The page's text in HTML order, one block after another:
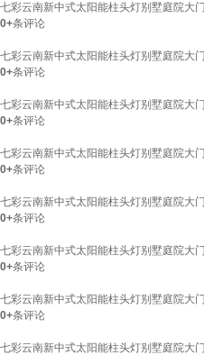
七彩云南新中式太阳能柱头灯别墅庭院大
0+条评论
七彩云南新中式太阳能柱头灯别墅庭院大
0+条评论
七彩云南新中式太阳能柱头灯别墅庭院大
0+条评论
七彩云南新中式太阳能柱头灯别墅庭院大
0+条评论
七彩云南新中式太阳能柱头灯别墅庭院大
0+条评论
七彩云南新中式太阳能柱头灯别墅庭院大
0+条评论
七彩云南新中式太阳能柱头灯别墅庭院大
0+条评论
七彩云南新中式太阳能柱头灯别墅庭院大